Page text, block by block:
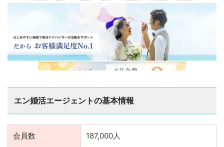
エン婚活エージェントの基本情報
会員数 187,000人